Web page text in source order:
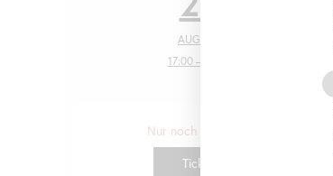
AUGUST
17:00 – 18:30
Nur noch 9 Tickets
Ticket